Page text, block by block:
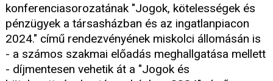
konferenciasorozatának "Jogok, kötelességek és
pénzügyek a társasházban és az ingatlanpiacon
2024." című rendezvényének miskolci állomásán is
- a számos szakmai előadás meghallgatása mellett
- díjmentesen vehetik át a "Jogok és